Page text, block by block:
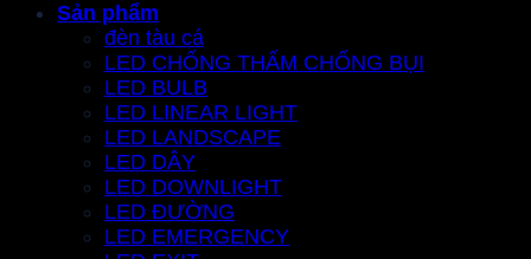
Sản phẩm
đèn tàu cá
LED CHỐNG THẤM CHỐNG BỤI
LED BULB
LED LINEAR LIGHT
LED LANDSCAPE
LED DÂY
LED DOWNLIGHT
LED ĐƯỜNG
LED EMERGENCY